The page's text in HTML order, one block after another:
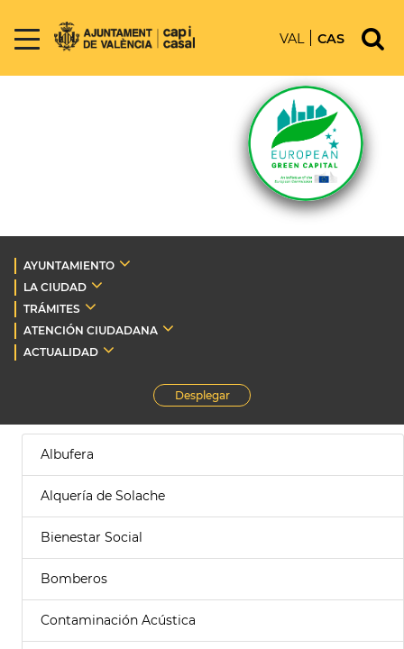
VAL CAS
AYUNTAMIENTO
LA CIUDAD
TRÁMITES
ATENCIÓN CIUDADANA
ACTUALIDAD
Desplegar
Albufera
Alquería de Solache
Bienestar Social
Bomberos
Contaminación Acústica